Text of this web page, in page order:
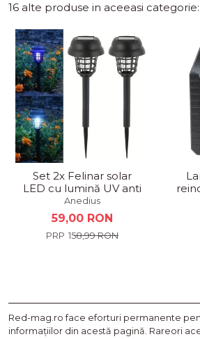
16 alte produse in aceeasi categorie:
Set 2x Felinar solar
LED cu lumină UV anti
insecte ,35.5cm
Anedius
59,00 RON
158,99 RON
Red-mag.ro face eforturi permanente
informaţiilor din acestă pagină. Rareori